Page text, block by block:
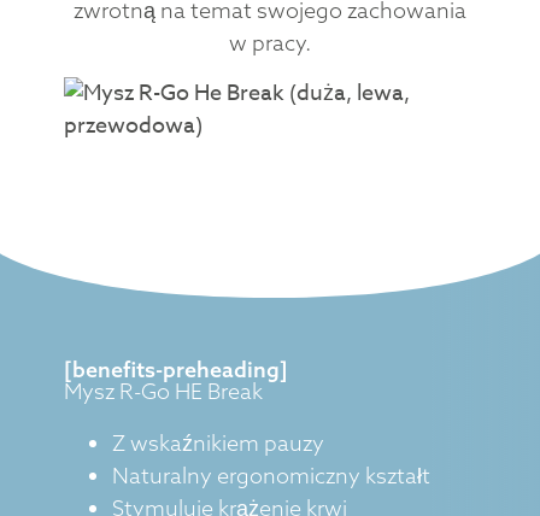
zwrotną na temat swojego zachowania
w pracy.
[benefits-preheading]
Mysz R-Go HE Break
Z wskaźnikiem pauzy
Naturalny ergonomiczny kształt
Stymuluje krążenie krwi